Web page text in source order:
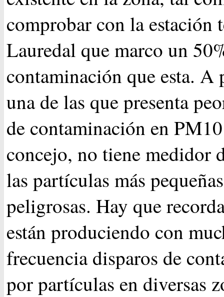
comprobar con la estación
Lauredal que marco un
contaminación que esta. A
una de las que presenta
de contaminación en
concejo, no tiene medidor
las partículas más
peligrosas. Hay que
están produciendo con
frecuencia disparos de
por partículas en diversas